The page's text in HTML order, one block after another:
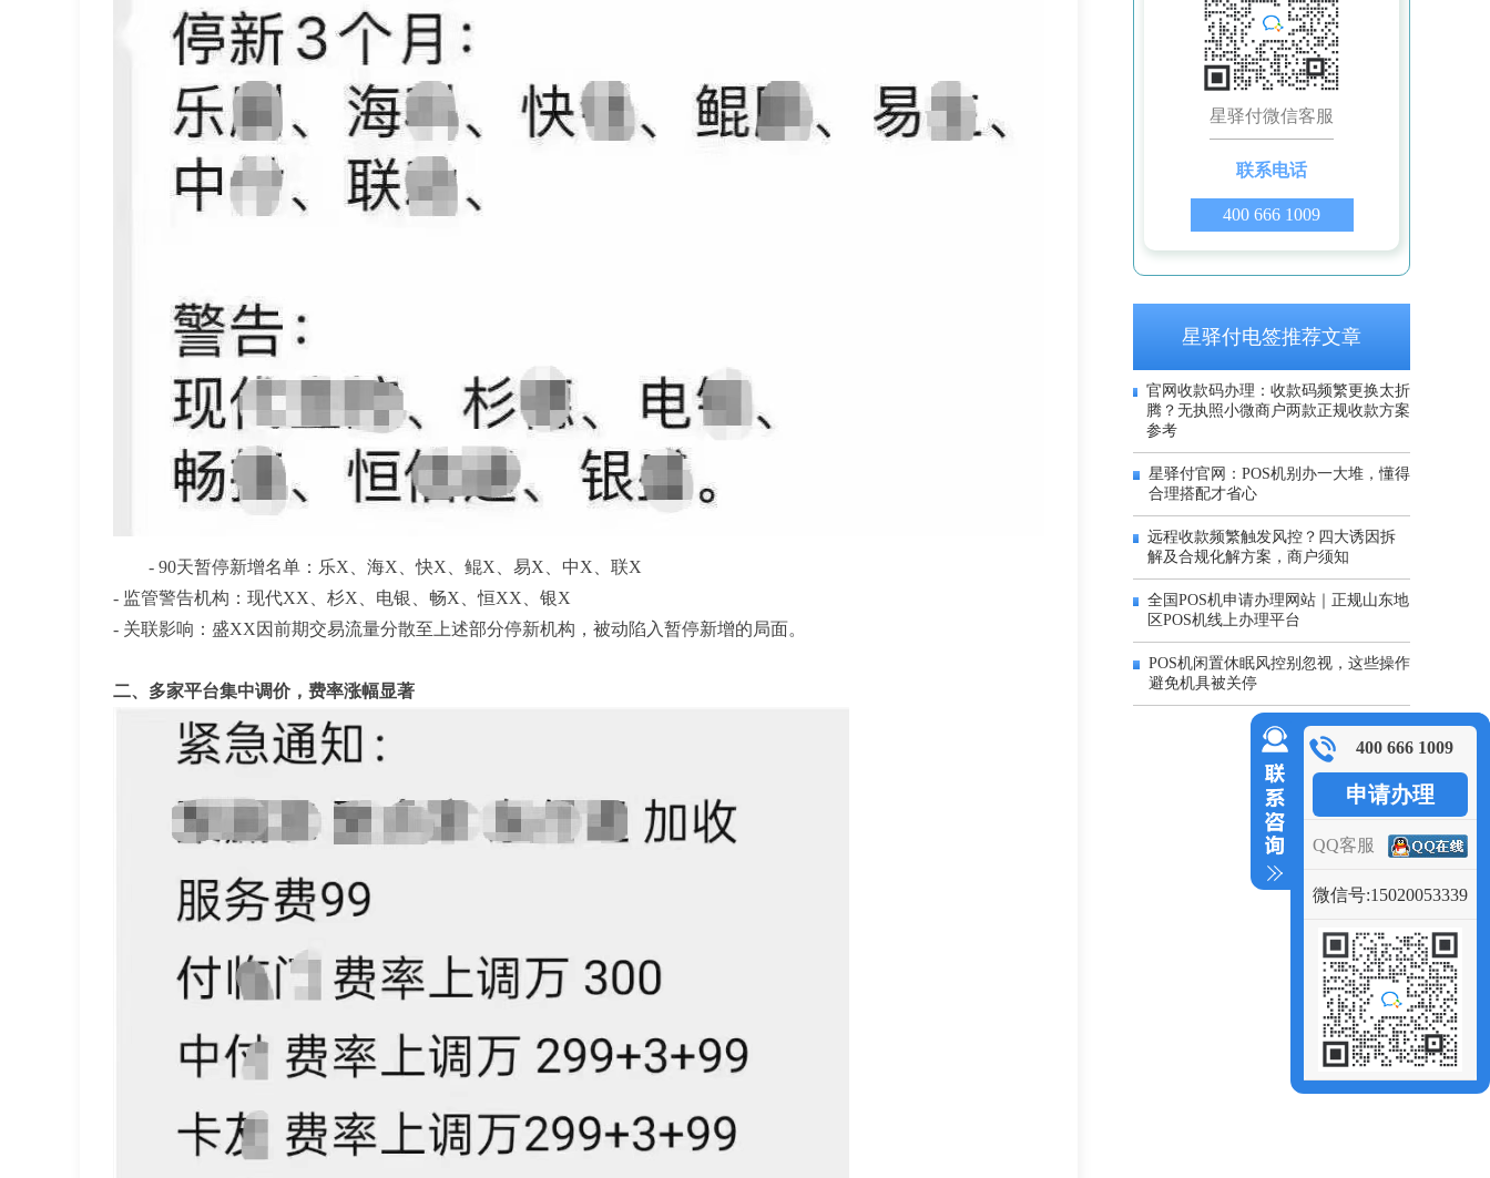
- 90天暂停新增名单：乐X、海X、快X、鲲X、易X、中X、联X
- 监管警告机构：现代XX、杉X、电银、畅X、恒XX、银X
- 关联影响：盛XX因前期交易流量分散至上述部分停新机构，被动陷入暂停新增的局面。
二、多家平台集中调价，费率涨幅显著
星驿付微信客服
联系电话
400 666 1009
星驿付电签推荐文章
官网收款码办理：收款码频繁更换太折
腾？无执照小微商户两款正规收款方案
参考
星驿付官网：POS机别办一大堆，懂得
合理搭配才省心
远程收款频繁触发风控？四大诱因拆
解及合规化解方案，商户须知
全国POS机申请办理网站｜正规山东地
区POS机线上办理平台
POS机闲置休眠风控别忽视，这些操作
避免机具被关停
400 666 1009
申请办理
QQ客服
微信号:15020053339